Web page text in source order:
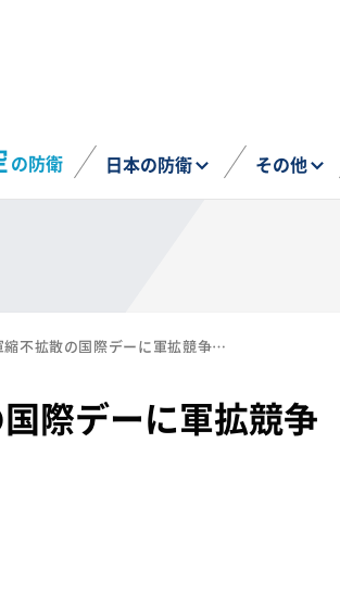
の防衛 日本の防衛 その他
国連事務総長、軍縮不拡散の国際デーに軍拡競争停止を呼びかけ（3月5日）
際デーに軍拡競争